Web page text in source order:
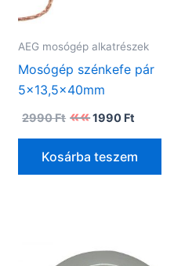
AEG mosógép alkatrészek
Mosógép szénkefe pár
5×13,5x40mm
2990Ft
Original
price
was:
2990 Ft.
1990 Ft
is:
1990 Ft.
Kosárba teszem